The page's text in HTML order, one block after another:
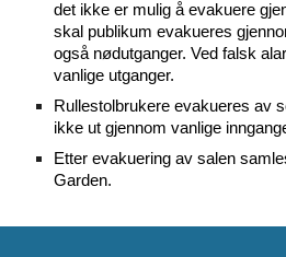
det ikke er mulig å evakuere
skal publikum evakueres
også nødutganger. Ved falsk
vanlige utganger.
Rullestolbrukere evakueres av
ikke ut gjennom vanlige
Etter evakuering av salen
Garden.